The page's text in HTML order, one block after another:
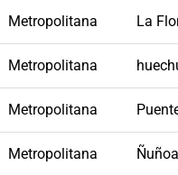
Metropolitana La
Metropolitana
Metropolitana
Metropolitana Ñuñoa